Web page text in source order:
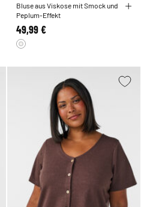
Bluse aus Viskose mit Smock und
Peplum-Effekt
49,99 €